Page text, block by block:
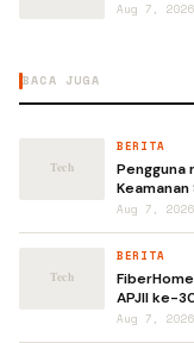
Aug 7, 2026
BACA JUGA
BERITA
Pengguna
Keamanan
Aug 7, 2026
BERITA
APJII ke-
Aug 7, 2026